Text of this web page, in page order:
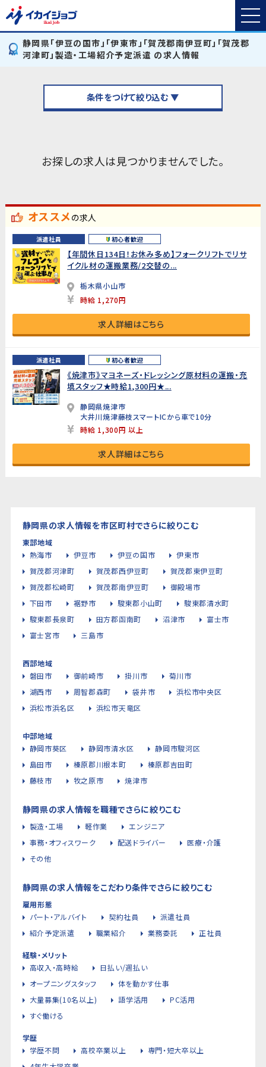
静岡県「伊豆の国市」「伊東市」「賀茂郡南伊豆町」「賀茂郡
河津町」製造・工場紹介予定派遣 の求人情報
条件をつけて絞り込む ▼
お探しの求人は見つかりませんでした。
オススメの求人
派遣社員 初心者歓迎
【年間休日134日！お休み多め】フォークリフトでリサ
イクル材の運搬業務/2交替の...
栃木県小山市
時給 1,270円
求人詳細はこちら
派遣社員 初心者歓迎
《焼津市》マヨネーズ・ドレッシング原材料の運搬・充
填スタッフ★時給1,300円★...
静岡県焼津市
大井川焼津藤枝スマートICから車で10分
時給 1,300円 以上
求人詳細はこちら
静岡県の求人情報を市区町村でさらに絞りこむ
東部地域
熱海市
伊豆市 伊豆の国市
伊東市
賀茂郡河津町
賀茂郡西伊豆町
賀茂郡東伊豆町
賀茂郡松崎町
賀茂郡南伊豆町
御殿場市
下田市
裾野市 駿東郡小山町
駿東郡清水町
駿東郡長泉町
田方郡函南町 沼津市
富士市
富士宮市
三島市
西部地域
磐田市
御前崎市 掛川市
菊川市
湖西市
周智郡森町 袋井市
浜松市中央区
浜松市浜名区
浜松市天竜区
中部地域
静岡市葵区
静岡市清水区
静岡市駿河区
島田市
榛原郡川根本町
榛原郡吉田町
藤枝市
牧之原市 焼津市
静岡県の求人情報を職種でさらに絞りこむ
製造・工場 軽作業
エンジニア
事務・オフィスワーク
配送ドライバー
医療・介護
その他
静岡県の求人情報をこだわり条件でさらに絞りこむ
雇用形態
パート・アルバイト
契約社員
派遣社員
紹介予定派遣
職業紹介 業務委託 正社員
経験・メリット
高収入・高時給
日払い/週払い
オープニングスタッフ
体を動かす仕事
大量募集(10名以上)
語学活用
PC活用
すぐ働ける
学歴
学歴不問
高校卒業以上
専門・短大卒以上